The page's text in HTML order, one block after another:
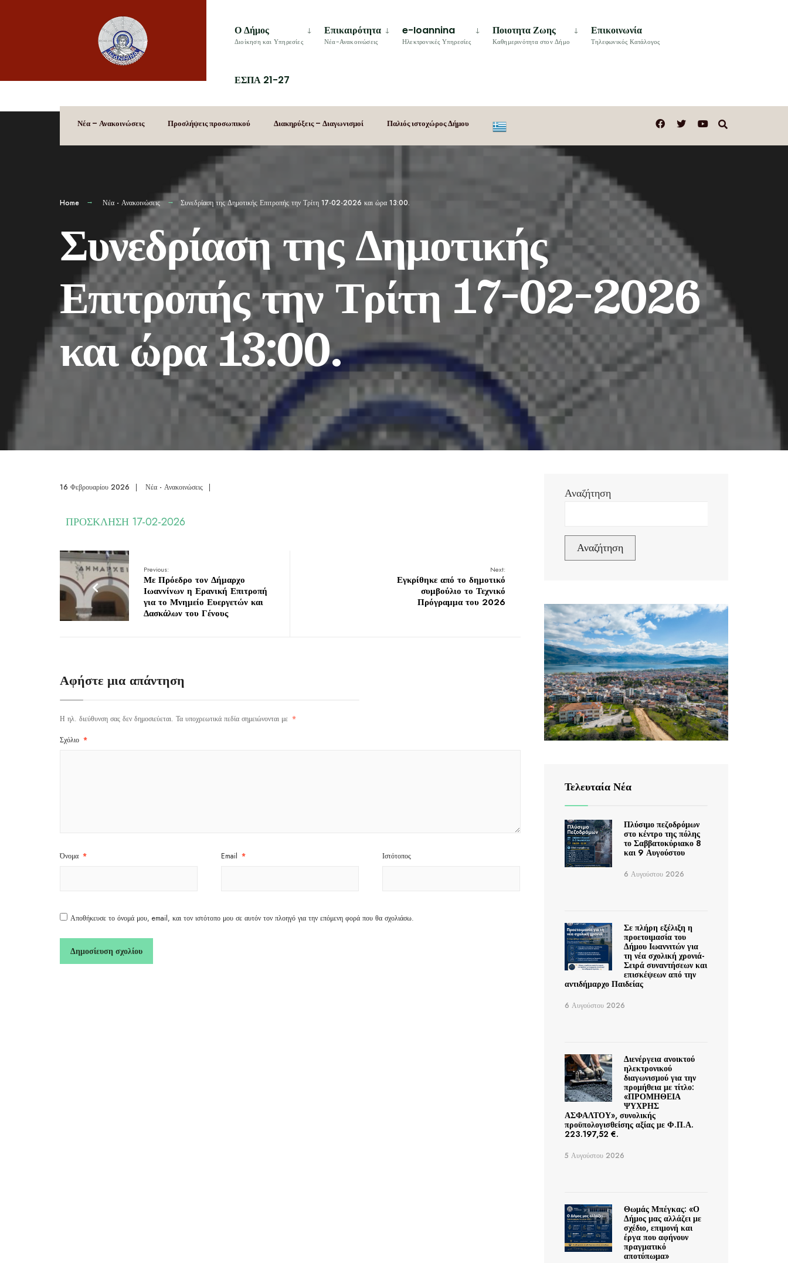
Ο Δήμος
Διοίκηση και Υπηρεσίες
Επικαιρότητα
Νέα-Ανακοινώσεις
e-Ioannina
Ηλεκτρονικές Υπηρεσίες
Ποιοτητα Ζωης
Καθημερινότητα στον Δήμο
Επικοινωνία
Τηλεφωνικός Κατάλογος
ΕΣΠΑ 21-27
Νέα – Ανακοινώσεις Προσλήψεις προσωπικού Διακηρύξεις – Διαγωνισμοί Παλιός ιστοχώρος Δήμου
Home Νέα - Ανακοινώσεις Συνεδρίαση της Δημοτικής Επιτροπής την Τρίτη 17-02-2026 και ώρα 13:00.
Συνεδρίαση της Δημοτικής
Επιτροπής την Τρίτη 17-02-2026
και ώρα 13:00.
16 Φεβρουαρίου 2026 | Νέα - Ανακοινώσεις |
ΠΡΟΣΚΛΗΣΗ 17-02-2026
Previous:
Με Πρόεδρο τον Δήμαρχο
Ιωαννίνων η Ερανική Επιτροπή
για το Μνημείο Ευεργετών και
Δασκάλων του Γένους
Next:
Εγκρίθηκε από το δημοτικό
συμβούλιο το Τεχνικό
Πρόγραμμα του 2026
Αφήστε μια απάντηση
Η ηλ. διεύθυνση σας δεν δημοσιεύεται. Τα υποχρεωτικά πεδία σημειώνονται με *
Σχόλιο *
Όνομα * Email * Ιστότοπος
Αποθήκευσε το όνομά μου, email, και τον ιστότοπο μου σε αυτόν τον πλοηγό για την επόμενη φορά που θα σχολιάσω.
Αναζήτηση
Αναζήτηση
Τελευταία Νέα
Πλύσιμο πεζοδρόμων
στο κέντρο της πόλης
το Σαββατοκύριακο 8
και 9 Αυγούστου
6 Αυγούστου 2026
Σε πλήρη εξέλιξη η
προετοιμασία του
Δήμου Ιωαννιτών για
τη νέα σχολική χρονιά-
Σειρά συναντήσεων και
επισκέψεων από την
αντιδήμαρχο Παιδείας
6 Αυγούστου 2026
Διενέργεια ανοικτού
ηλεκτρονικού
διαγωνισμού για την
προμήθεια με τίτλο:
«ΠΡΟΜΗΘΕΙΑ
ΨΥΧΡΗΣ
ΑΣΦΑΛΤΟΥ», συνολικής
προϋπολογισθείσης αξίας με Φ.Π.Α.
223.197,52 €.
5 Αυγούστου 2026
Θωμάς Μπέγκας: «Ο
Δήμος μας αλλάζει με
σχέδιο, επιμονή και
έργα που αφήνουν
πραγματικό
αποτύπωμα»